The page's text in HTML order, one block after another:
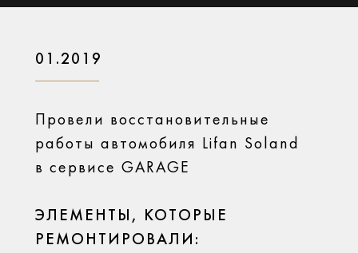
01.2019
Провели восстановительные
работы автомобиля Lifan Soland
в сервисе GARAGE
ЭЛЕМЕНТЫ, КОТОРЫЕ
РЕМОНТИРОВАЛИ: